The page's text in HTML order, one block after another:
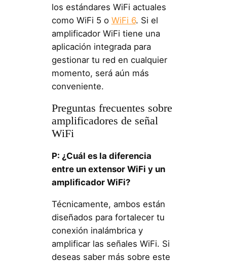
los estándares WiFi actuales
como WiFi 5 o WiFi 6. Si el
amplificador WiFi tiene una
aplicación integrada para
gestionar tu red en cualquier
momento, será aún más
conveniente.
Preguntas frecuentes sobre
amplificadores de señal
WiFi
P: ¿Cuál es la diferencia
entre un extensor WiFi y un
amplificador WiFi?
Técnicamente, ambos están
diseñados para fortalecer tu
conexión inalámbrica y
amplificar las señales WiFi. Si
deseas saber más sobre este